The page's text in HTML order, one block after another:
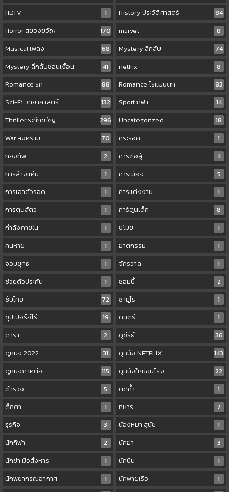
HDTV
1 History ประวัติศาสตร์
84
Horror สยองขวัญ
170 marvel
8
Musical เพลง
68 Mystery ลึกลับ
74
Mystery ลึกลับซ่อนเงื่อน
41 netflix
8
Romance รัก
88 Romance โรแมนติก
83
Sci-Fi วิทยาศาสตร์
132 Sport กีฬา
14
Thriller ระทึกขวัญ
296 Uncategorized
18
War สงคราม
70 กระรอก
1
กองทัพ
2 การต่อสู้
4
การล้างแค้น
1 การเมือง
5
การเอาตัวรอด
1 การแต่งงาน
1
การ์ตูนสัตว์
1 การ์ตูนเด็ก
8
กำลังภายใน
1 ขโมย
1
คนหาย
1 ฆ่าตกรรม
1
จอมยุทธ
1 จักรวาล
1
ช่วยตัวประกัน
1 ซอมบี้
2
ซับไทย
72 ซามูไร
1
ซุปเปอร์ฮีโร่
19 ดนตรี
1
ดารา
2 ดูซีรี่ย์
36
ดูหนัง 2022
31 ดูหนัง NETFLIX
143
ดูหนังภาคต่อ
115 ดูหนังใหม่ชนโรง
22
ตำรวจ
5 ติดถ้ำ
1
ตุ๊กตา
1 ทหาร
7
ธุรกิจ
3 น้องหมา สุนัข
1
นักกีฬา
2 นักฆ่า
3
นักฆ่า มือสั่งหาร
1 นักบิน
1
นักพยากรณ์อากาศ
1 นักพายเรือ
1